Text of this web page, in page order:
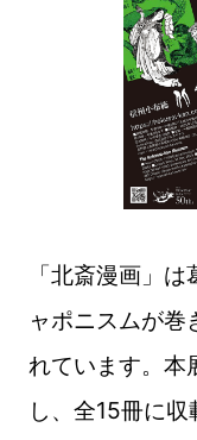
「北斎漫画」
ャポニスムが巻
れています。本
し、全15冊に